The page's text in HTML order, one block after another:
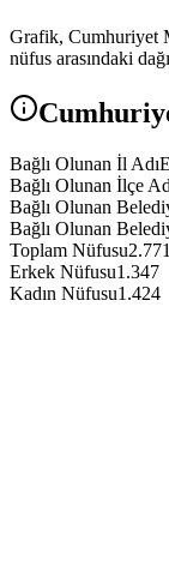
Grafik, Cumhuriyet
nüfus arasındaki
Bağlı Olunan İl Adı
Bağlı Olunan İlçe
Bağlı Olunan
Bağlı Olunan
Toplam Nüfusu2.771
Erkek Nüfusu1.347
Kadın Nüfusu1.424